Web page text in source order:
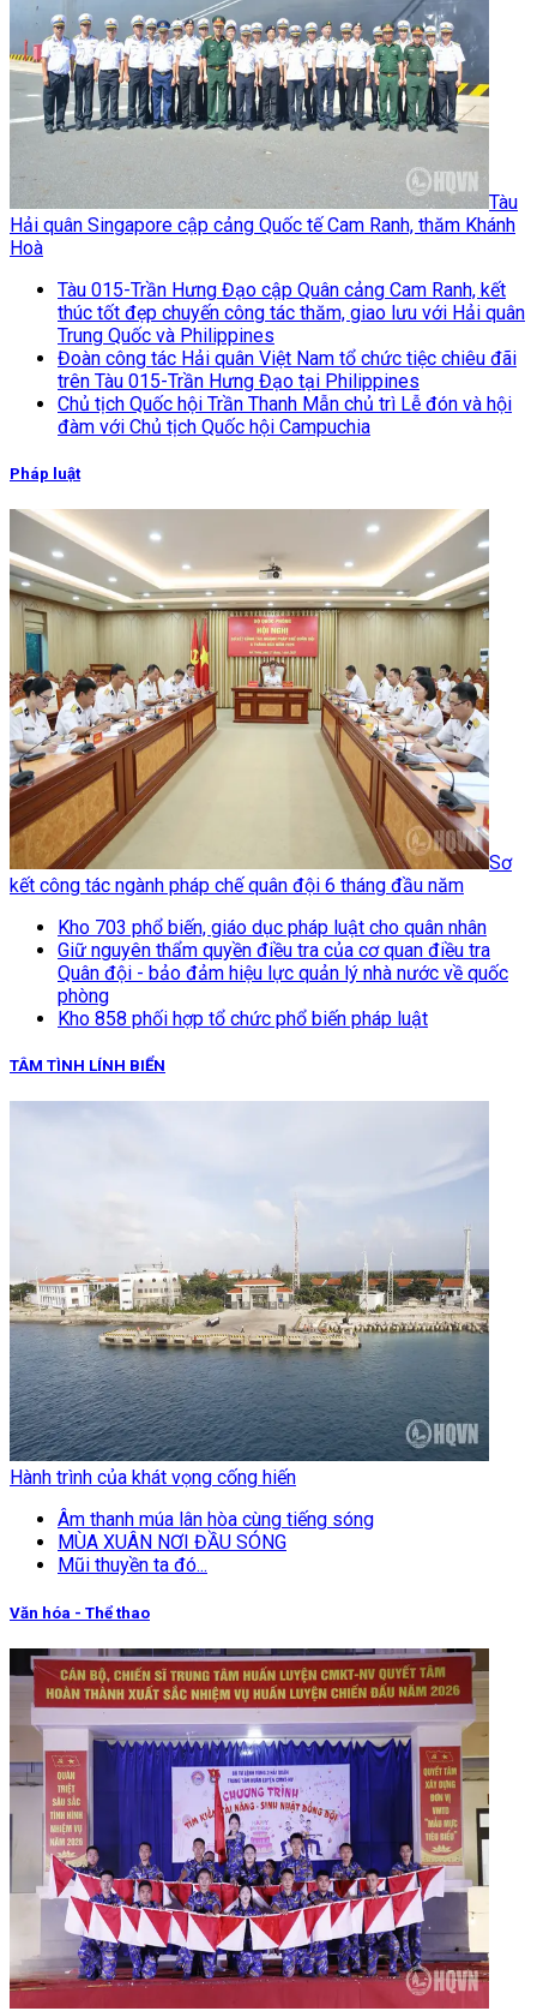
Tàu
Hải quân Singapore cập cảng Quốc tế Cam Ranh, thăm Khánh
Hoà
Tàu 015-Trần Hưng Đạo cập Quân cảng Cam Ranh, kết
thúc tốt đẹp chuyến công tác thăm, giao lưu với Hải quân
Trung Quốc và Philippines
Đoàn công tác Hải quân Việt Nam tổ chức tiệc chiêu đãi
trên Tàu 015-Trần Hưng Đạo tại Philippines
Chủ tịch Quốc hội Trần Thanh Mẫn chủ trì Lễ đón và hội
đàm với Chủ tịch Quốc hội Campuchia
Pháp luật
Sơ
kết công tác ngành pháp chế quân đội 6 tháng đầu năm
Kho 703 phổ biến, giáo dục pháp luật cho quân nhân
Giữ nguyên thẩm quyền điều tra của cơ quan điều tra
Quân đội - bảo đảm hiệu lực quản lý nhà nước về quốc
phòng
Kho 858 phối hợp tổ chức phổ biến pháp luật
TÂM TÌNH LÍNH BIỂN
Hành trình của khát vọng cống hiến
Âm thanh múa lân hòa cùng tiếng sóng
MÙA XUÂN NƠI ĐẦU SÓNG
Mũi thuyền ta đó...
Văn hóa - Thể thao